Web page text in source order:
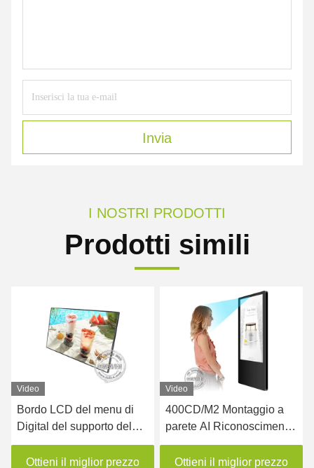
Invia
I NOSTRI PRODOTTI
Prodotti simili
400CD/M2 Montaggio a
parete AI Riconoscimento
facciale LCD Display di
segnaletica digitale per
Ottieni il miglior prezzo
Display pubblicitario
da 450nits poster
montato a muro
Ottieni il miglior